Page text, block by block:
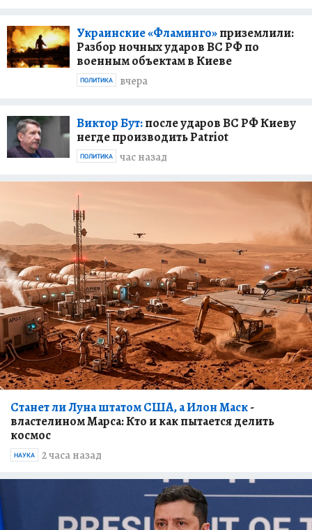
Украинские «Фламинго»приземлили:
Разбор ночных ударов ВС РФ по
военным объектам в Киеве
вчера
ПОЛИТИКА
Виктор Бут:после ударов ВС РФ Киеву
негде производить Patriot
час назад
ПОЛИТИКА
Станет ли Луна штатом США, а Илон Маск-
властелином Марса: Кто и как пытается делить
космос
2 часа назад
НАУКА